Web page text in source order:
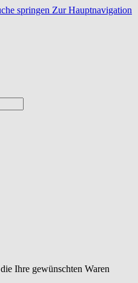
springen Zur Hauptnavigation
Ihre gewünschten Waren